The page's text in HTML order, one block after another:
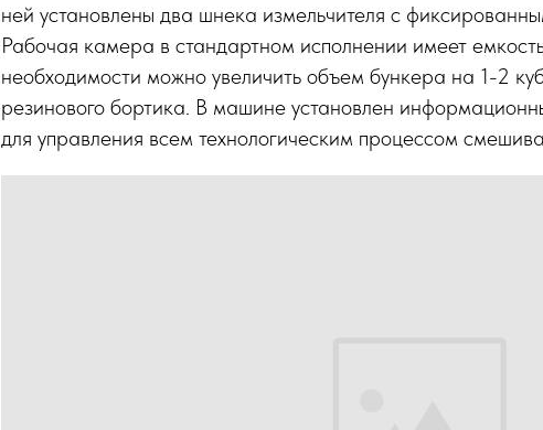
ней установлены два шнека измельчителя с
Рабочая камера в стандартном исполнении имеет
необходимости можно увеличить объем бункера на 1-2
резинового бортика. В машине установлен
для управления всем технологическим процессом